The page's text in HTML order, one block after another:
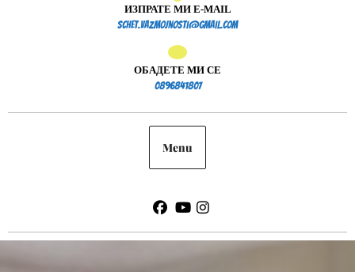
ИЗПРАТЕ МИ E-MAIL
schet.vazmojnosti@gmail.com
ОБАДЕТЕ МИ СЕ
08968418070896841807
Menu
Facebook
YoutubeInstagram